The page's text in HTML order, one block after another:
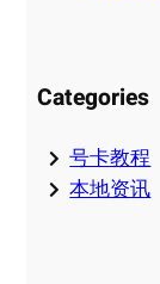
Categories
号卡教程
本地资讯